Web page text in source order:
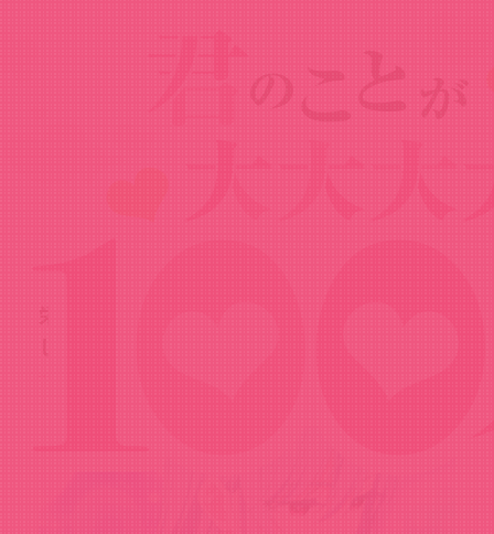
News
栄逢凪乃キャラクターPVと新規描き下ろ
しビジュアルを公開！